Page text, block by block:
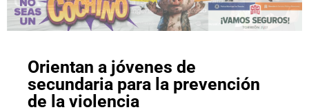
Orientan a jóvenes de
secundaria para la prevención
de la violencia